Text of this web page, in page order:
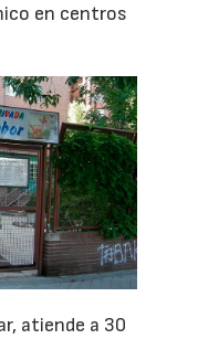
en centros
atiende a 30